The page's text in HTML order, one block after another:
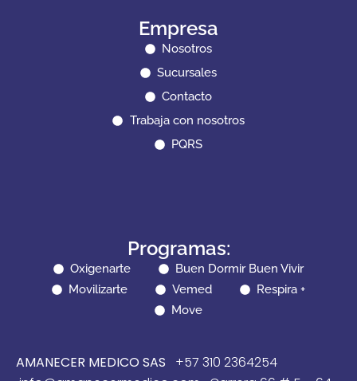
Empresa
Nosotros
Sucursales
Contacto
Trabaja con nosotros
PQRS
Programas:
Oxigenarte
Buen Dormir Buen Vivir
Movilizarte
Vemed
Respira +
Move
AMANECER MEDICO SAS +57 310 2364254